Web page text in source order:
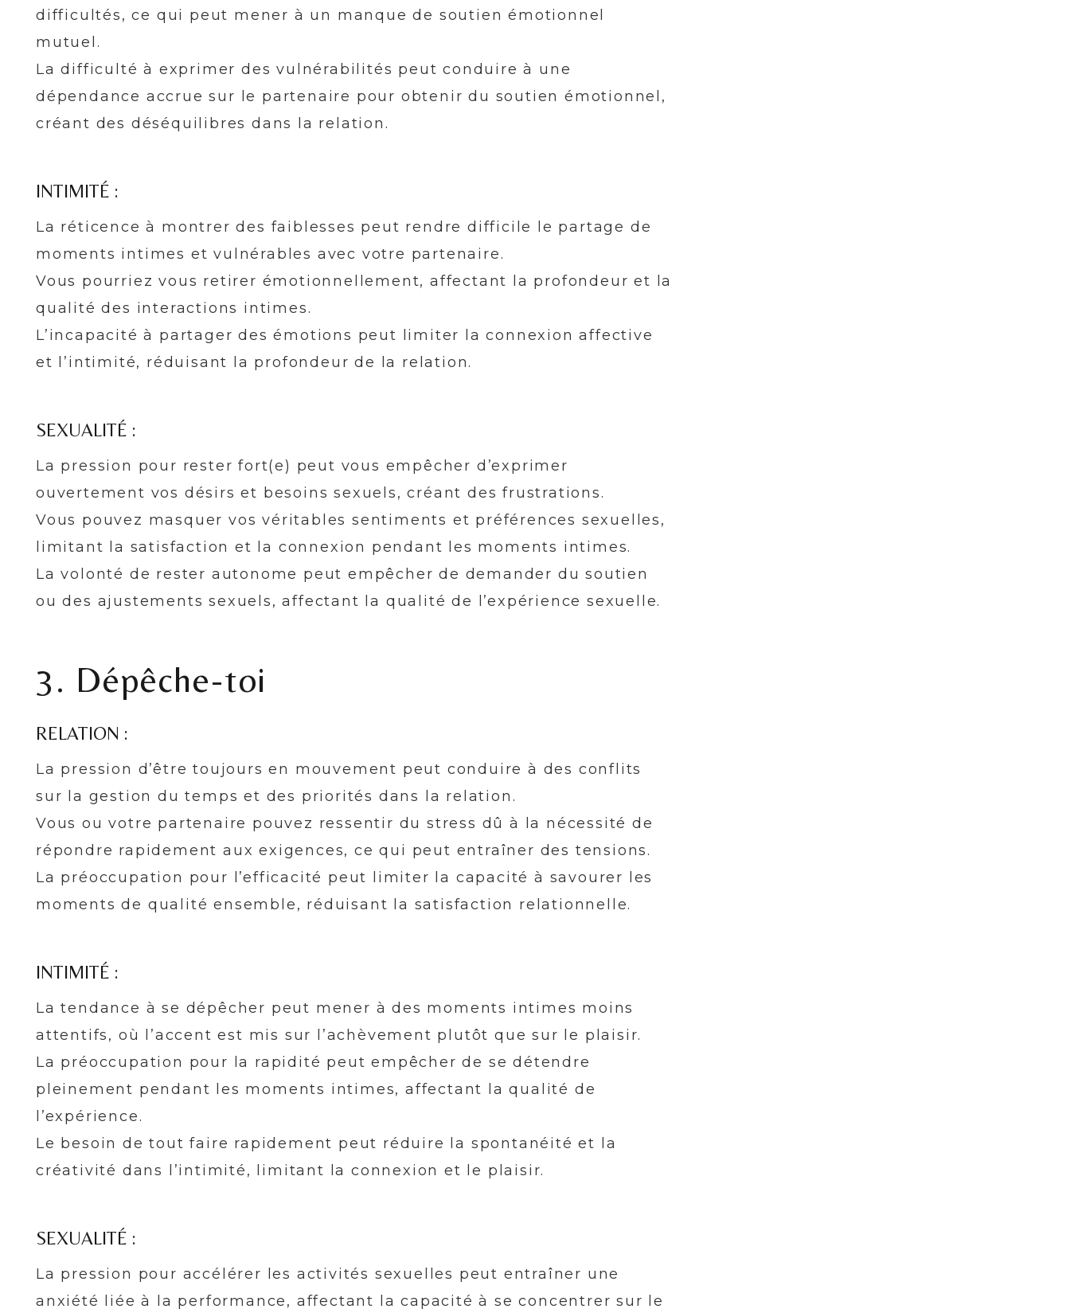
difficultés, ce qui peut mener à un manque de soutien émotionnel
mutuel.
La difficulté à exprimer des vulnérabilités peut conduire à une
dépendance accrue sur le partenaire pour obtenir du soutien émotionnel,
créant des déséquilibres dans la relation.
INTIMITÉ :
La réticence à montrer des faiblesses peut rendre difficile le partage de
moments intimes et vulnérables avec votre partenaire.
Vous pourriez vous retirer émotionnellement, affectant la profondeur et la
qualité des interactions intimes.
L’incapacité à partager des émotions peut limiter la connexion affective
et l’intimité, réduisant la profondeur de la relation.
SEXUALITÉ :
La pression pour rester fort(e) peut vous empêcher d’exprimer
ouvertement vos désirs et besoins sexuels, créant des frustrations.
Vous pouvez masquer vos véritables sentiments et préférences sexuelles,
limitant la satisfaction et la connexion pendant les moments intimes.
La volonté de rester autonome peut empêcher de demander du soutien
ou des ajustements sexuels, affectant la qualité de l’expérience sexuelle.
3. Dépêche-toi
RELATION :
La pression d’être toujours en mouvement peut conduire à des conflits
sur la gestion du temps et des priorités dans la relation.
Vous ou votre partenaire pouvez ressentir du stress dû à la nécessité de
répondre rapidement aux exigences, ce qui peut entraîner des tensions.
La préoccupation pour l’efficacité peut limiter la capacité à savourer les
moments de qualité ensemble, réduisant la satisfaction relationnelle.
INTIMITÉ :
La tendance à se dépêcher peut mener à des moments intimes moins
attentifs, où l’accent est mis sur l’achèvement plutôt que sur le plaisir.
La préoccupation pour la rapidité peut empêcher de se détendre
pleinement pendant les moments intimes, affectant la qualité de
l’expérience.
Le besoin de tout faire rapidement peut réduire la spontanéité et la
créativité dans l’intimité, limitant la connexion et le plaisir.
SEXUALITÉ :
La pression pour accélérer les activités sexuelles peut entraîner une
anxiété liée à la performance, affectant la capacité à se concentrer sur le